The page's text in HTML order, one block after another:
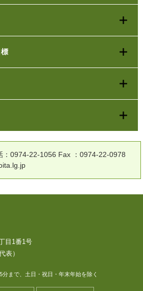
：0974-22-1056 Fax ：0974-22-0978
目1番1号
表）
分まで、土日・祝日・年末年始を除く